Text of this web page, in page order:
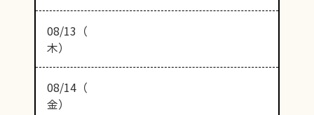
08/13（
木）
08/14（
金）